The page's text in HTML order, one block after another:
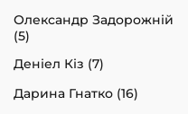
Олександр Задорожній
(5)
Деніел Кіз (7)
Дарина Гнатко (16)